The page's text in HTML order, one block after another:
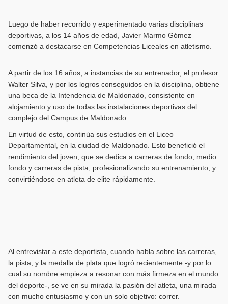
Luego de haber recorrido y experimentado varias disciplinas
deportivas, a los 14 años de edad, Javier Marmo Gómez
comenzó a destacarse en Competencias Liceales en atletismo.
A partir de los 16 años, a instancias de su entrenador, el profesor
Walter Silva, y por los logros conseguidos en la disciplina, obtiene
una beca de la Intendencia de Maldonado, consistente en
alojamiento y uso de todas las instalaciones deportivas del
complejo del Campus de Maldonado.
En virtud de esto, continúa sus estudios en el Liceo
Departamental, en la ciudad de Maldonado. Esto benefició el
rendimiento del joven, que se dedica a carreras de fondo, medio
fondo y carreras de pista, profesionalizando su entrenamiento, y
convirtiéndose en atleta de elite rápidamente.
Al entrevistar a este deportista, cuando habla sobre las carreras,
la pista, y la medalla de plata que logró recientemente -y por lo
cual su nombre empieza a resonar con más firmeza en el mundo
del deporte-, se ve en su mirada la pasión del atleta, una mirada
con mucho entusiasmo y con un solo objetivo: correr.